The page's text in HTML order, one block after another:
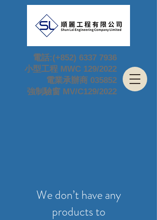
電話:(+852) 6337 7936
小型工程 MWC 129/2022
電業承辦商 035852
強制驗窗 MV/C129/2022
We don’t have any
products to